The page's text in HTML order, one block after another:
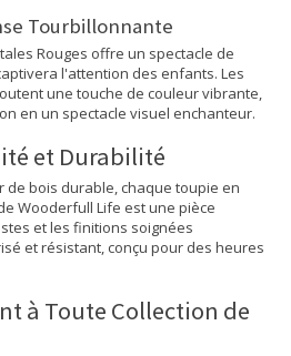
Tourbillonnante
Rouges offre un spectacle de
l'attention des enfants. Les
une touche de couleur vibrante,
en un spectacle visuel enchanteur.
et Durabilité
de bois durable, chaque toupie en
Wooderfull Life est une pièce
et les finitions soignées
et résistant, conçu pour des heures
à Toute Collection de